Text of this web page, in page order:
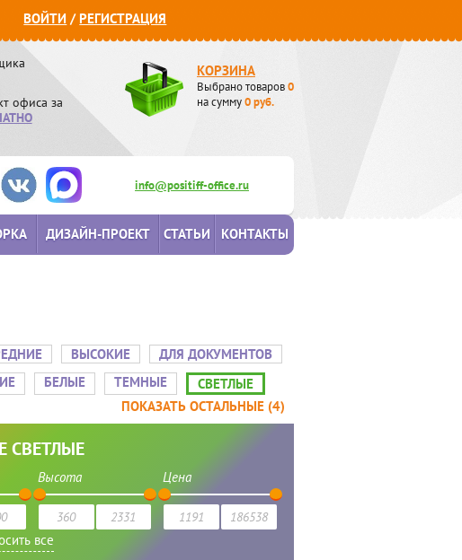
ВОЙТИ /РЕГИСТРАЦИЯ
офиса за
КОРЗИНА
Выбрано товаров0
на сумму0руб.
info@positiff-office.ru
ДИЗАЙН-ПРОЕКТ СТАТЬИ КОНТАКТЫ
ВЫСОКИЕ
ДЛЯ ДОКУМЕНТОВ
БЕЛЫЕ ТЕМНЫЕ
СВЕТЛЫЕ
ПОКАЗАТЬ ОСТАЛЬНЫЕ (4)
Высота Цена